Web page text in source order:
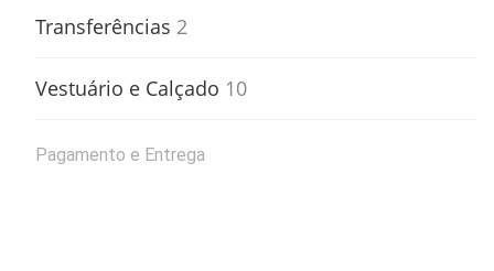
Transferências 2
Vestuário e Calçado 10
Pagamento e Entrega